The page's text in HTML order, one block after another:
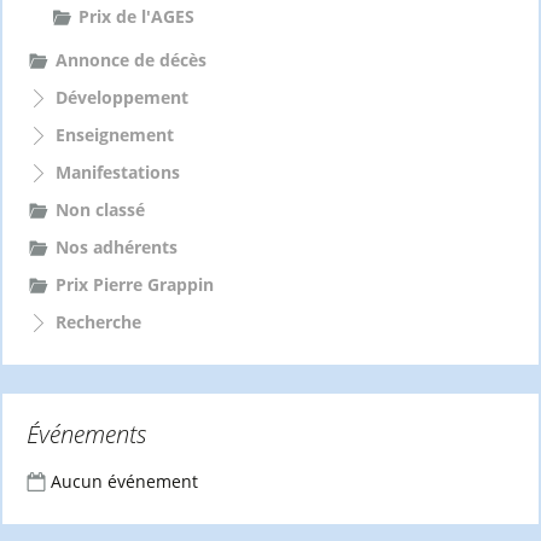
Prix de l'AGES
Annonce de décès
Développement
Enseignement
Manifestations
Non classé
Nos adhérents
Prix Pierre Grappin
Recherche
Événements
Aucun événement